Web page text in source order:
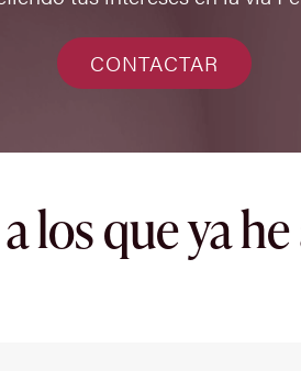
CONTACTAR
los que ya